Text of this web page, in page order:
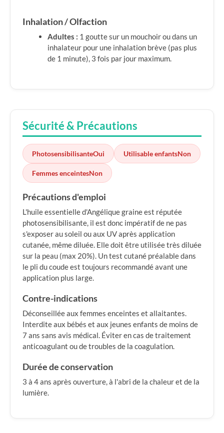
Inhalation / Olfaction
Adultes : 1 goutte sur un mouchoir ou dans un
inhalateur pour une inhalation brève (pas plus
de 1 minute), 3 fois par jour maximum.
Sécurité & Précautions
PhotosensibilisanteOui Utilisable enfantsNon
Femmes enceintesNon
Précautions d'emploi
L'huile essentielle d'Angélique graine est réputée
photosensibilisante, il est donc impératif de ne pas
s'exposer au soleil ou aux UV après application
cutanée, même diluée. Elle doit être utilisée très diluée
sur la peau (max 20%). Un test cutané préalable dans
le pli du coude est toujours recommandé avant une
application plus large.
Contre-indications
Déconseillée aux femmes enceintes et allaitantes.
Interdite aux bébés et aux jeunes enfants de moins de
7 ans sans avis médical. Éviter en cas de traitement
anticoagulant ou de troubles de la coagulation.
Durée de conservation
3 à 4 ans après ouverture, à l'abri de la chaleur et de la
lumière.